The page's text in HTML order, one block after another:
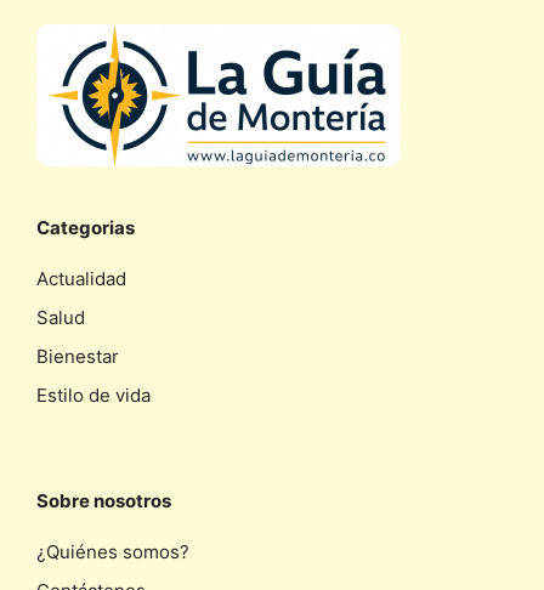
Categorias
Actualidad
Salud
Bienestar
Estilo de vida
Sobre nosotros
¿Quiénes somos?